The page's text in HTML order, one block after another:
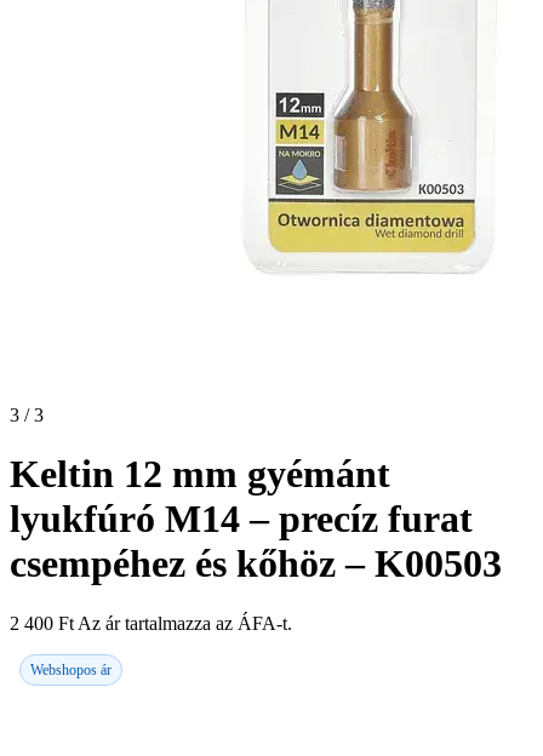
3 / 3
Keltin 12 mm gyémánt
lyukfúró M14 – precíz furat
csempéhez és kőhöz – K00503
2 400 Ft Az ár tartalmazza az ÁFA-t.
Webshopos ár